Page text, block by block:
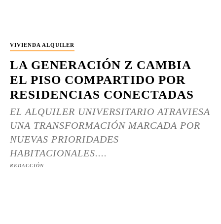
VIVIENDA ALQUILER
LA GENERACIÓN Z CAMBIA
EL PISO COMPARTIDO POR
RESIDENCIAS CONECTADAS
EL ALQUILER UNIVERSITARIO ATRAVIESA
UNA TRANSFORMACIÓN MARCADA POR
NUEVAS PRIORIDADES
HABITACIONALES....
REDACCIÓN